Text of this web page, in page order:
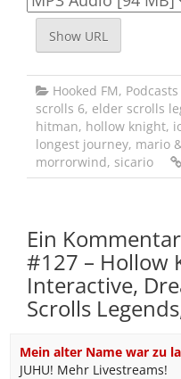
Show URL
Hooked FM, Podcasts
scrolls 6, elder scrolls
hitman, hollow knight,
longest journey, mario
morrorwind, sicario
Ein
#127 – Hollow
Interactive,
Scrolls
Mein alter Name war zu
JUHU! Mehr Livestreams!